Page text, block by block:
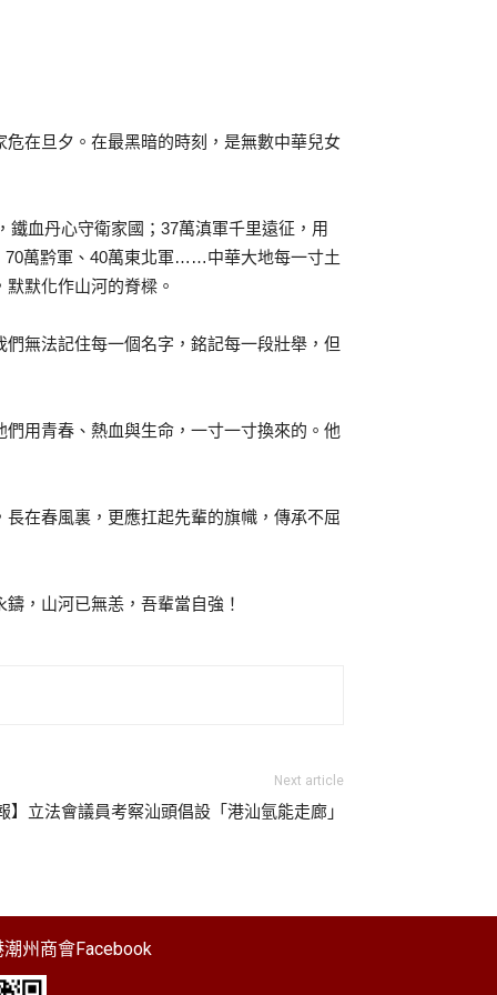
在旦夕。在最黑暗的時刻，是無數中華兒女
血丹心守衛家國；37萬滇軍千里遠征，用
70萬黔軍、40萬東北軍……中華大地每一寸土
默化作山河的脊樑。
無法記住每一個名字，銘記每一段壯舉，但
用青春、熱血與生命，一寸一寸換來的。他
在春風裏，更應扛起先輩的旗幟，傳承不屈
，山河已無恙，吾輩當自強！
Next article
】立法會議員考察汕頭倡設「港汕氫能走廊」
州商會Facebook